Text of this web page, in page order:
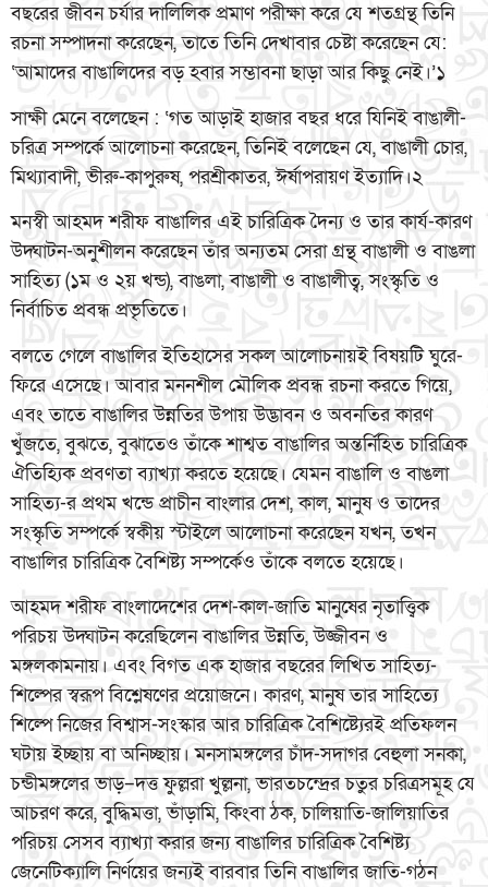
বছরের জীবন চর্যার দালিলিক প্রমাণ পরীক্ষা করে যে শতগ্রন্থ তিনি
রচনা সম্পাদনা করেছেন, তাতে তিনি দেখাবার চেষ্টা করেছেন যে:
‘আমাদের বাঙালিদের বড় হবার সম্ভাবনা ছাড়া আর কিছু নেই।’১
সাক্ষী মেনে বলেছেন : ‘গত আড়াই হাজার বছর ধরে যিনিই বাঙালী-
চরিত্র সম্পর্কে আলোচনা করেছেন, তিনিই বলেছেন যে, বাঙালী চোর,
মিথ্যাবাদী, ভীরু-কাপুরুষ, পরশ্রীকাতর, ঈর্ষাপরায়ণ ইত্যাদি।২
মনস্বী আহমদ শরীফ বাঙালির এই চারিত্রিক দৈন্য ও তার কার্য-কারণ
উদ্ঘাটন-অনুশীলন করেছেন তাঁর অন্যতম সেরা গ্রন্থ বাঙালী ও বাঙলা
সাহিত্য (১ম ও ২য় খন্ড), বাঙলা, বাঙালী ও বাঙালীত্ব, সংস্কৃতি ও
নির্বাচিত প্রবন্ধ প্রভৃতিতে।
বলতে গেলে বাঙালির ইতিহাসের সকল আলোচনায়ই বিষয়টি ঘুরে-
ফিরে এসেছে। আবার মননশীল মৌলিক প্রবন্ধ রচনা করতে গিয়ে,
এবং তাতে বাঙালির উন্নতির উপায় উদ্ভাবন ও অবনতির কারণ
খুঁজতে, বুঝতে, বুঝাতেও তাঁকে শাশ্বত বাঙালির অন্তর্নিহিত চারিত্রিক
ঐতিহ্যিক প্রবণতা ব্যাখ্যা করতে হয়েছে। যেমন বাঙালি ও বাঙলা
সাহিত্য-র প্রথম খন্ডে প্রাচীন বাংলার দেশ, কাল, মানুষ ও তাদের
সংস্কৃতি সম্পর্কে স্বকীয় স্টাইলে আলোচনা করেছেন যখন, তখন
বাঙালির চারিত্রিক বৈশিষ্ট্য সম্পর্কেও তাঁকে বলতে হয়েছে।
আহমদ শরীফ বাংলাদেশের দেশ-কাল-জাতি মানুষের নৃতাত্ত্বিক
পরিচয় উদ্ঘাটন করেছিলেন বাঙালির উন্নতি, উজ্জীবন ও
মঙ্গলকামনায়। এবং বিগত এক হাজার বছরের লিখিত সাহিত্য-
শিল্পের স্বরূপ বিশ্লেষণের প্রয়োজনে। কারণ, মানুষ তার সাহিত্যে
শিল্পে নিজের বিশ্বাস-সংস্কার আর চারিত্রিক বৈশিষ্ট্যেরই প্রতিফলন
ঘটায় ইচ্ছায় বা অনিচ্ছায়। মনসামঙ্গলের চাঁদ-সদাগর বেহুলা সনকা,
চন্ডীমঙ্গলের ভাড়–দত্ত ফুল্লরা খুল্লনা, ভারতচন্দ্রের চতুর চরিত্রসমূহ যে
আচরণ করে, বুদ্ধিমত্তা, ভাঁড়ামি, কিংবা ঠক, চালিয়াতি-জালিয়াতির
পরিচয় সেসব ব্যাখ্যা করার জন্য বাঙালির চারিত্রিক বৈশিষ্ট্য
জেনেটিক্যালি নির্ণয়ের জন্যই বারবার তিনি বাঙালির জাতি-গঠন